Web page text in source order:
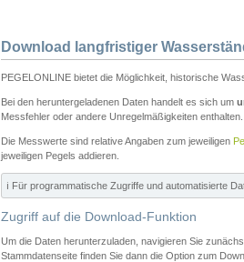
Download langfristiger
PEGELONLINE bietet die Möglichkeit, historische
Bei den heruntergeladenen Daten handelt es sich um
Messfehler oder andere Unregelmäßigkeiten enthalten.
Die Messwerte sind relative Angaben zum jeweiligen
jeweiligen Pegels addieren.
ℹ️ Für programmatische Zugriffe und automatisierte
Zugriff auf die Download-Funktion
Um die Daten herunterzuladen, navigieren Sie
Stammdatenseite finden Sie dann die Option zum